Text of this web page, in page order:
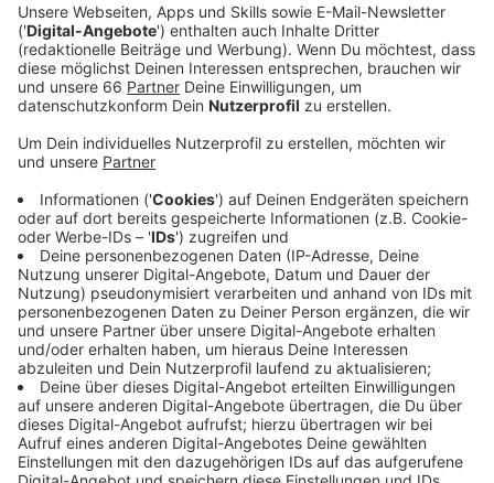
Anzeige
Mit den Bewohnerparkgebieten will die Stadt
Anwohnerinnen und Anwohner vor Dauerparkern
schützen. Den Anfang macht das Wohngebiet
Hauptbahnhof-Ost. Hier werden insgesamt elf
Straßen in Bewohnerparkgebiete umgewandelt. Dort
dürfen dann nur noch Autos mit Bewohnerausweis
länger parken. Alle anderen Fahrzeuge dürfen maximal
zwei Stunden mit Parkschein stehen bleiben. Bis
Jahresende sollen dann noch weitere Zonen rund
um den Golzheimer Platz, die Münsterstraße im
Straßenabschnitt Düsseltal und am Reeser Platz
folgen. Bewohnerparkausweise können ab sofort
online oder im Bürgerbüro beantragt werden. Die
Verwaltungsgebühr beträgt jährlich bis zu 30 Euro.